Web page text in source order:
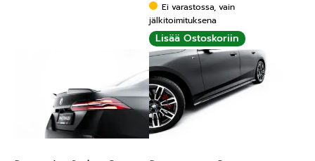
Ei varastossa, vain
jälkitoimituksena
Lisää Ostoskoriin